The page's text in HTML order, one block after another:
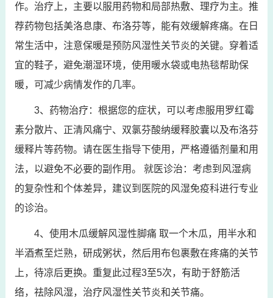
作。治疗上，主要以服用药物和局部热敷、理疗为主。推
荐药物包括美洛息康、布洛芬等，能有效缓解疼痛。在日
常生活中，注意保暖是预防风湿性关节炎的关键。穿着适
宜的鞋子，避免潮湿环境，使用暖水袋或电热毯帮助保
暖，可减少病情发作的几率。
3、药物治疗：根据您的症状，可以考虑服用罗红霉
素分散片、正清风痛宁、双氯芬酸纳缓释胶囊以及布洛芬
缓释片等药物。请在医生指导下使用，严格遵循剂量和用
法，以避免不必要的副作用。 就医诊治：考虑到风湿病
的复杂性和个体差异，建议到医院的风湿免疫科进行专业
的诊治。
4、使用木瓜缓解风湿性脚痛 取一个木瓜，用半水和
半酒煮至烂熟，研成粥状，然后用布包裹敷在疼痛的关节
上，待凉后更换。重复此过程3至5次，有助于舒筋活
络，祛除风湿，治疗风湿性关节炎和关节痛。